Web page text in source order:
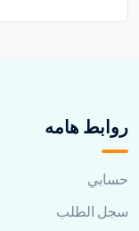
روابط هامه
حسابي
سجل الطلب